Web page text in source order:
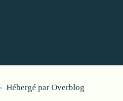
Hébergé par Overblog